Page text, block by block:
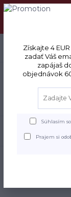
DOPRAVA
Získajte 4
zadať Váš
zapájaš
objednávok
Súhlasím so
Prajem si